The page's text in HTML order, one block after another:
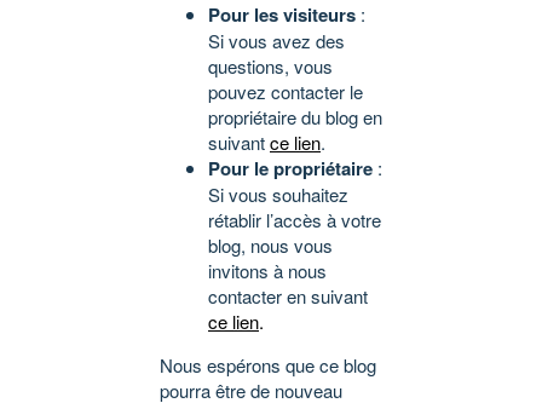
Pour les visiteurs :
Si vous avez des
questions, vous
pouvez contacter le
propriétaire du blog en
suivantce lien.
Pour le propriétaire :
Si vous souhaitez
rétablir l’accès à votre
blog, nous vous
invitons à nous
contacter en suivant
ce lien.
Nous espérons que ce blog
pourra être de nouveau